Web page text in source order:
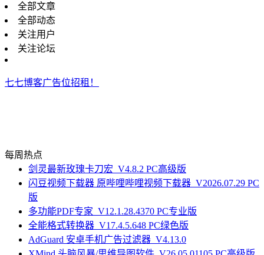
全部文章
全部动态
关注用户
关注论坛
七七博客广告位招租！
每周热点
剑灵最新玫瑰卡刀宏_V4.8.2 PC高级版
闪豆视频下载器 原哔哩哔哩视频下载器_V2026.07.29 PC
版
多功能PDF专家_V12.1.28.4370 PC专业版
全能格式转换器_V17.4.5.648 PC绿色版
AdGuard 安卓手机广告过滤器_V4.13.0